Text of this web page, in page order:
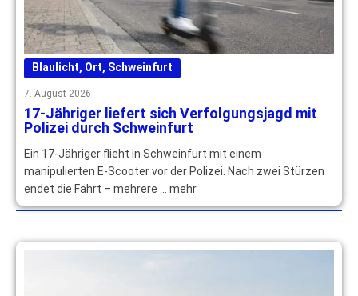
Blaulicht, Ort, Schweinfurt
7. August 2026
17-Jähriger liefert sich Verfolgungsjagd mit
Polizei durch Schweinfurt
Ein 17-Jähriger flieht in Schweinfurt mit einem
manipulierten E-Scooter vor der Polizei. Nach zwei Stürzen
endet die Fahrt – mehrere … mehr